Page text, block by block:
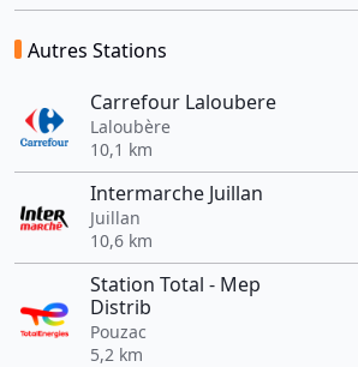
Autres Stations
Carrefour Laloubere
Laloubère
10,1 km
Intermarche Juillan
Juillan
10,6 km
Station Total - Mep
Distrib
Pouzac
5,2 km